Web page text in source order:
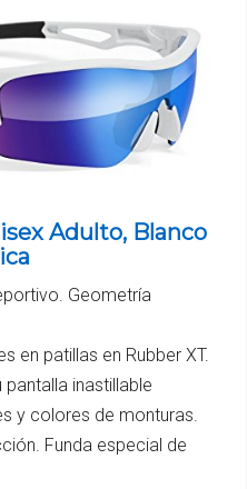
Adulto, Blanco
Geometría
en patillas en Rubber XT.
inastillable
y colores de monturas.
Funda especial de